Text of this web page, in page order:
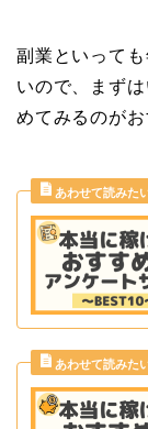
副業といって
いので、まず
めてみるのがお